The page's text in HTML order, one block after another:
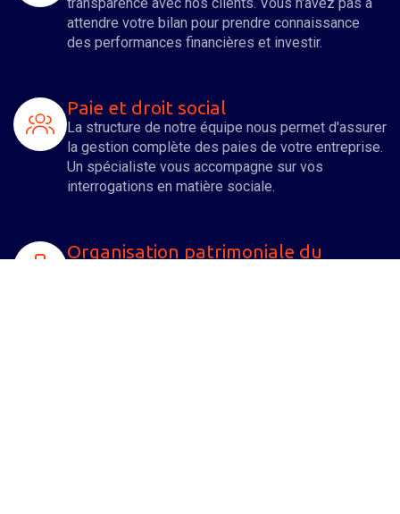
attendre votre bilan pour prendre connaissance
des performances financières et investir.
Paie et droit social
La structure de notre équipe nous permet d'assurer
la gestion complète des paies de votre entreprise.
Un spécialiste vous accompagne sur vos
interrogations en matière sociale.
Organisation patrimoniale du